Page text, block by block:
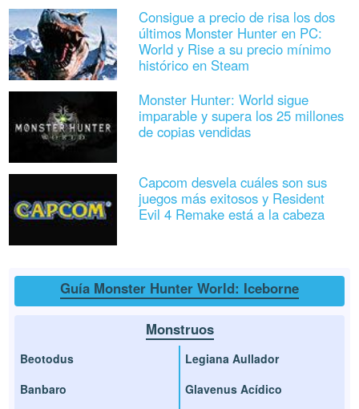
Consigue a precio de risa los dos
últimos Monster Hunter en PC:
World y Rise a su precio mínimo
histórico en Steam
Monster Hunter: World sigue
imparable y supera los 25 millones
de copias vendidas
Capcom desvela cuáles son sus
juegos más exitosos y Resident
Evil 4 Remake está a la cabeza
Guía Monster Hunter World: Iceborne
Monstruos
Beotodus
Banbaro
Legiana Aullador
Glavenus Acídico